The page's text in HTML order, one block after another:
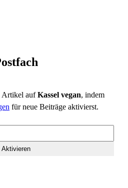
Artikel aufKassel vegan, indem
für neue Beiträge aktivierst.